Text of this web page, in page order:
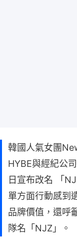
韓國人氣女團
HYBE與經紀公
日宣布改名 「
單方面行動感到
品牌價值，還呼
隊名「NJZ」。